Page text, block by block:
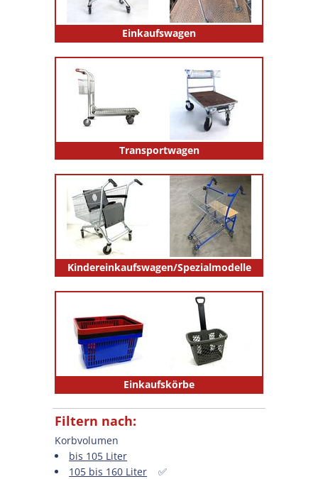
Einkaufswagen
Transportwagen
Kindereinkaufswagen/Spezialmodelle
Einkaufskörbe
Filtern nach:
Korbvolumen
bis 105 Liter
105 bis 160 Liter ✅